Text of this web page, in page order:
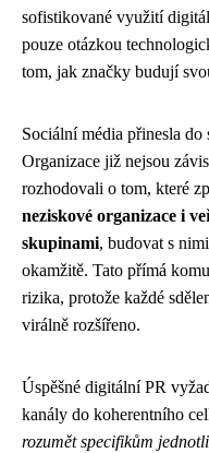
sofistikované využití
pouze otázkou
tom, jak značky budují
Sociální média přinesla
Organizace již nejsou
rozhodovali o tom, které
neziskové organizace i
skupinami, budovat s
okamžitě. Tato přímá
rizika, protože každé
virálně rozšířeno.
Úspěšné digitální PR
kanály do koherentního
rozumět specifikům